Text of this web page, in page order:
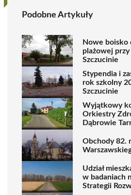
Podobne Artykuły
Nowe boisko
plażowej
Szczucinie
Stypendia i
rok szkolny
Szczucinie
Wyjątkowy
Orkiestry
Dąbrowie
Obchody 82.
Udział
w badaniach
Strategii